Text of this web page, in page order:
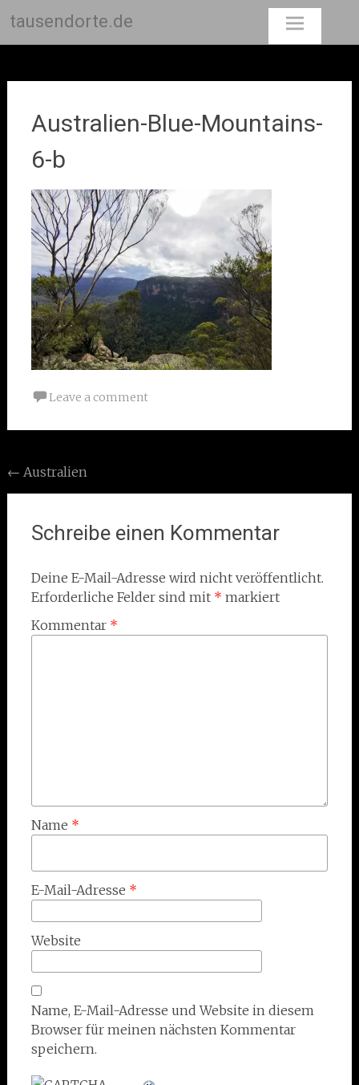
tausendorte.de
Australien-Blue-Mountains-
6-b
Leave a comment
Post
navigation
← Australien
Schreibe einen Kommentar
Deine E-Mail-Adresse wird nicht veröffentlicht.
Erforderliche Felder sind mit * markiert
Kommentar *
Name *
E-Mail-Adresse *
Website
Name, E-Mail-Adresse und Website in diesem
Browser für meinen nächsten Kommentar
speichern.